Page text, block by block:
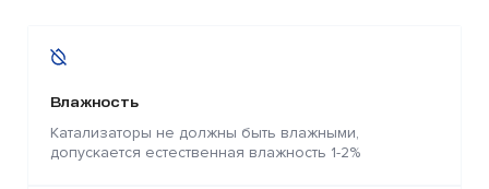
Влажность
Катализаторы не должны быть влажными,
допускается естественная влажность 1-2%